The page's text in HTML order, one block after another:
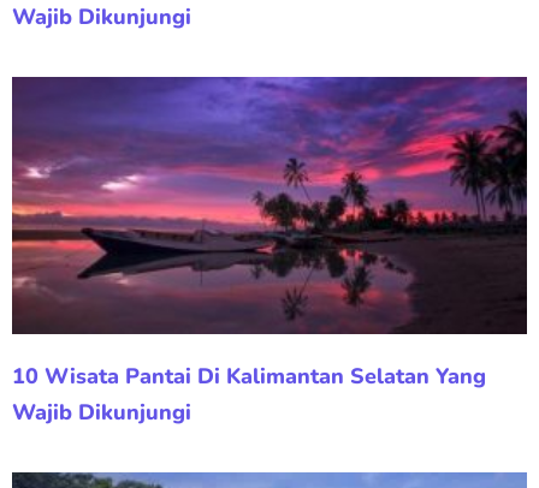
Wajib Dikunjungi
10 Wisata Pantai Di Kalimantan Selatan Yang
Wajib Dikunjungi